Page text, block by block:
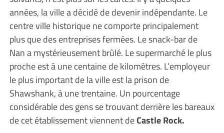
années, la ville a décidé de devenir indépendante. Le
centre ville historique ne comporte principalement
plus que des entreprises fermées. Le snack-bar de
Nan a mystérieusement brûlé. Le supermarché le plus
proche est à une centaine de kilomètres. L’employeur
le plus important de la ville est la prison de
Shawshank, à une trentaine. Un pourcentage
considérable des gens se trouvant derrière les bareaux
de cet établissement viennent deCastle Rock.